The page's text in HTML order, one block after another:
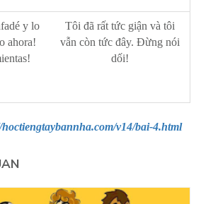
y lo
ahora!
Tôi đã rất tức giận và tôi
vẫn còn tức đây. Đừng nói
dối!
v14/bai-4.html